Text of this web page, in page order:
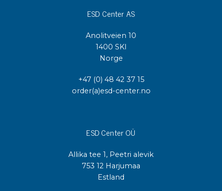
ESD Center AS
Anolitveien 10
1400 SKI
Norge
+47 (0) 48 42 37 15
order(a)esd-center.no
ESD Center OÜ
Allika tee 1, Peetri alevik
753 12 Harjumaa
Estland